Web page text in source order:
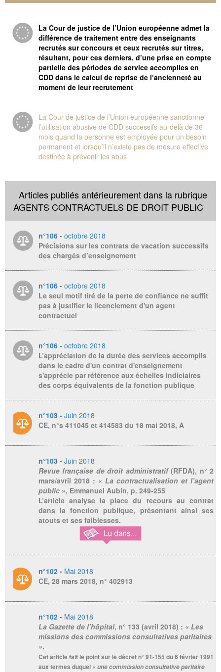
La Cour de justice de l’Union européenne admet la
différence de traitement entre des enseignants
recrutés sur concours et ceux recrutés sur titres,
résultant, pour ces derniers, d’une prise en compte
partielle des périodes de service accomplies en
CDD dans le calcul de reprise de l’ancienneté au
moment de leur recrutement
La Cour de justice de l’Union européenne sanctionne
l’utilisation abusive de CDD successifs au-delà de 36
mois quand la personne est employée pour un besoin
permanent et lorsqu’il n’existe pas de mesure effective
destinée à prévenir les abus
Articles publiés antérieurement dans la rubrique
AGENTS CONTRACTUELS DE DROIT PUBLIC
n°106 - octobre 2018
Précisions sur les contrats de vacation successifs
des chargés d’enseignement
n°106 - octobre 2018
Le seul motif tiré de la perte de confiance ne suffit
pas à justifier le licenciement d'un agent
contractuel
n°106 - octobre 2018
L’appréciation de la durée des services accomplis
dans le cadre d'un contrat d'enseignement
s'apprécie par référence aux échelles indiciaires
des corps équivalents de la fonction publique
n°103 - Juin 2018
CE, n°s 411045 et 414583 du 18 mai 2018, A
n°103 - Juin 2018
Revue française de droit administratif(RFDA), n° 2
mars/avril 2018 : « La contractualisation et l’agent
public», Emmanuel Aubin, p. 249-255
L’article analyse la place du recours au contrat
dans la fonction publique, présentant ainsi ses
atouts et ses faiblesses.
n°102 - Mai 2018
CE, 28 mars 2018, n° 402913
n°102 - Mai 2018
La Gazette de l’hôpital, n° 133 (avril 2018) : « Les
missions des commissions consultatives paritaires
».
Cet article fait le point sur le décret n° 91-155 du 6 février 1991
aux termes duquel « une commission consultative paritaire